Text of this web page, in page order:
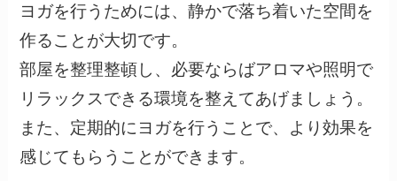
ヨガを行うためには、静かで落ち着いた空間を
作ることが大切です。
部屋を整理整頓し、必要ならばアロマや照明で
リラックスできる環境を整えてあげましょう。
また、定期的にヨガを行うことで、より効果を
感じてもらうことができます。